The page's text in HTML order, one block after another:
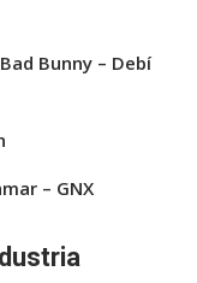
Bad Bunny – Debí
– GNX